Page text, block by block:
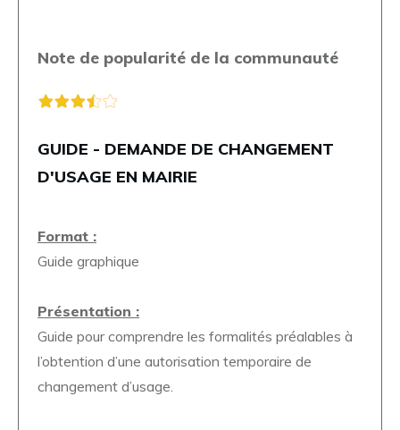
Note de popularité de la communauté
GUIDE - DEMANDE DE CHANGEMENT
D'USAGE EN MAIRIE
Format :
Guide graphique
Présentation :
Guide pour comprendre les formalités préalables à
l’obtention d’une autorisation temporaire de
changement d’usage.